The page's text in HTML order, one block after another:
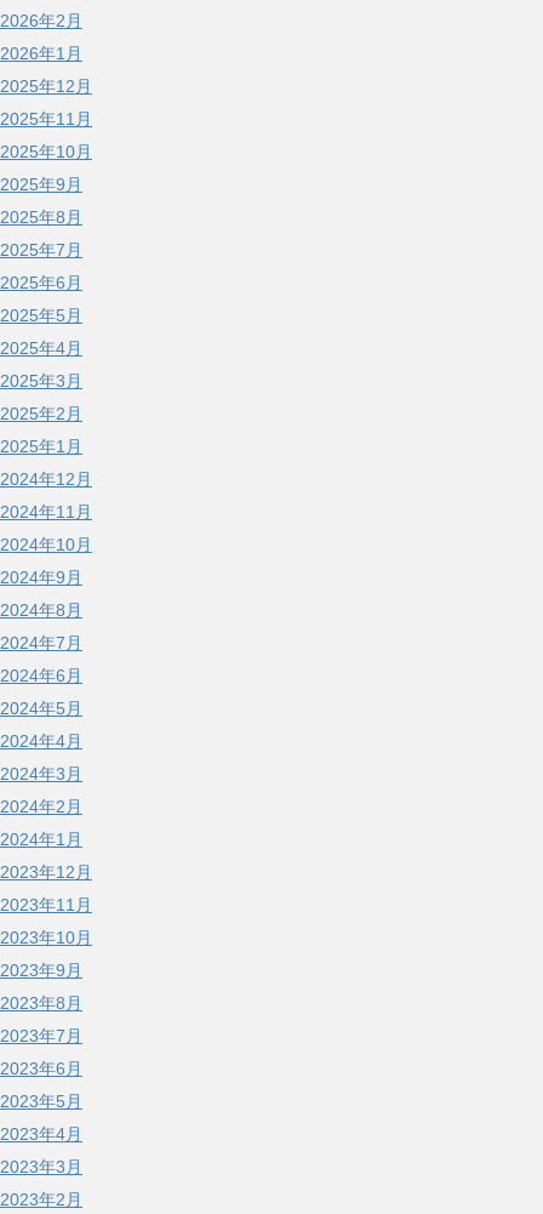
2026年2月
2026年1月
2025年12月
2025年11月
2025年10月
2025年9月
2025年8月
2025年7月
2025年6月
2025年5月
2025年4月
2025年3月
2025年2月
2025年1月
2024年12月
2024年11月
2024年10月
2024年9月
2024年8月
2024年7月
2024年6月
2024年5月
2024年4月
2024年3月
2024年2月
2024年1月
2023年12月
2023年11月
2023年10月
2023年9月
2023年8月
2023年7月
2023年6月
2023年5月
2023年4月
2023年3月
2023年2月